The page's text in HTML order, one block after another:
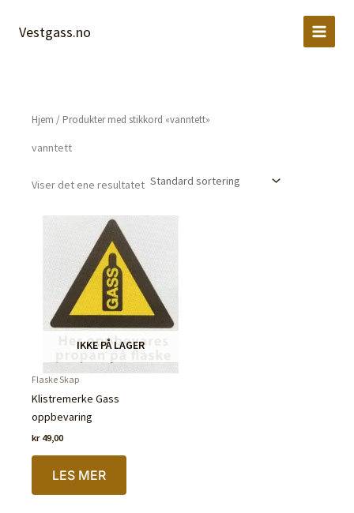
Vestgass.no
Hjem / Produkter med stikkord «vanntett»
vanntett
Viser det ene resultatet
IKKE PÅ LAGER
Flaske Skap
Klistremerke Gass
oppbevaring
kr49,00
LES MER